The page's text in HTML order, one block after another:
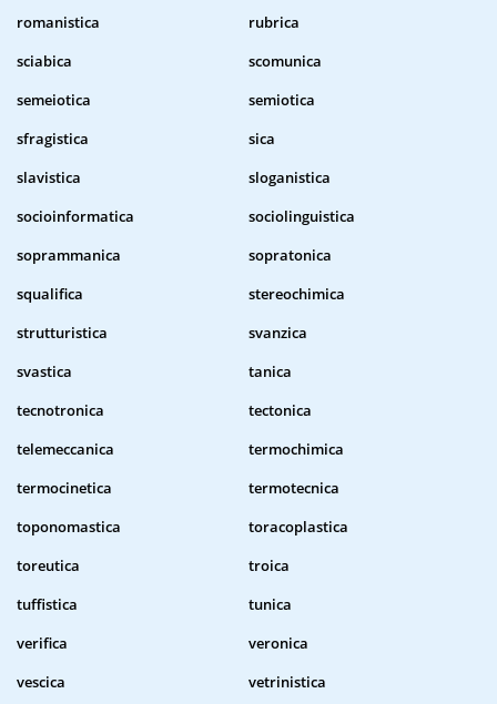
romanistica
rubrica
sciabica
scomunica
semeiotica
semiotica
sfragistica
sica
slavistica
sloganistica
socioinformatica
sociolinguistica
soprammanica
sopratonica
squalifica
stereochimica
strutturistica
svanzica
svastica
tanica
tecnotronica
tectonica
telemeccanica
termochimica
termocinetica
termotecnica
toponomastica
toracoplastica
toreutica
troica
tuffistica
tunica
verifica
veronica
vescica
vetrinistica